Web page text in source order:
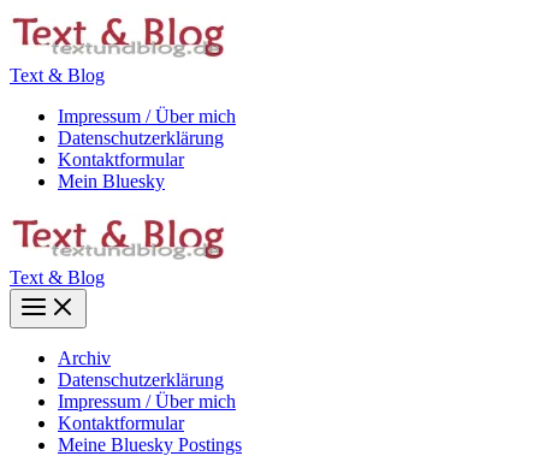
Zum
Inhalt
Text & Blog
Impressum / Über mich
Datenschutzerklärung
Kontaktformular
Mein Bluesky
Text & Blog
Main
Menu
Archiv
Datenschutzerklärung
Impressum / Über mich
Kontaktformular
Meine Bluesky Postings